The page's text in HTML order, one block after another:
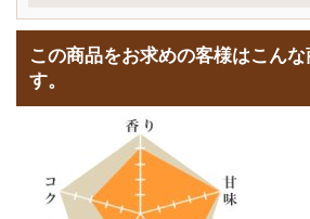
この商品をお求めの客様はこん
す。